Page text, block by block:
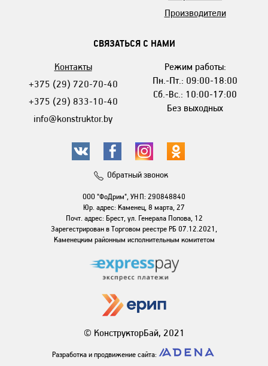
Производители
СВЯЗАТЬСЯ С НАМИ
Контакты
+375 (29) 720-70-40
+375 (29) 833-10-40
info@konstruktor.by
Режим работы:
Пн.-Пт.: 09:00-18:00
Сб.-Вс.: 10:00-17:00
Без выходных
Обратный звонок
ООО "ФоДрим", УНП: 290848840
Юр. адрес: Каменец, 8 марта, 27
Почт. адрес: Брест, ул. Генерала Попова, 12
Зарегестрирован в Торговом реестре РБ 07.12.2021,
Каменецким районным исполнительным комитетом
© КонструкторБай, 2021
Разработка и продвижение сайта: